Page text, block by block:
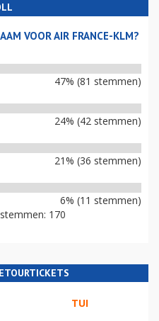
VOOR AIR FRANCE-KLM?
47% (81 stemmen)
24% (42 stemmen)
21% (36 stemmen)
6% (11 stemmen)
170
TUI